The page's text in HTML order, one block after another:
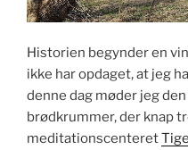
Historien begynder en
ikke har opdaget, at jeg
denne dag møder jeg
brødkrummer, der knap
meditationscenteret